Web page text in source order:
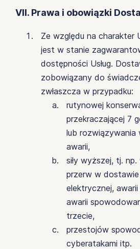
VII. Prawa i obowiązki
Ze względu na charakter
jest w stanie
dostępności Usług.
zobowiązany do
zwłaszcza w przypadku:
rutynowej
przekraczającej 7
lub rozwiązywania
awarii,
siły wyższej, tj.
przerw w dostawie
elektrycznej,
awarii
trzecie,
przestojów
cyberatakami itp.